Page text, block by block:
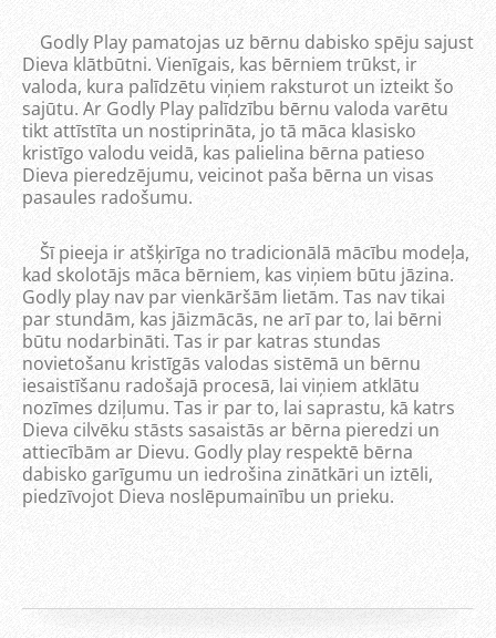
Godly Play pamatojas uz bērnu dabisko spēju sajust
Dieva klātbūtni. Vienīgais, kas bērniem trūkst, ir
valoda, kura palīdzētu viņiem raksturot un izteikt šo
sajūtu. Ar Godly Play palīdzību bērnu valoda varētu
tikt attīstīta un nostiprināta, jo tā māca klasisko
kristīgo valodu veidā, kas palielina bērna patieso
Dieva pieredzējumu, veicinot paša bērna un visas
pasaules radošumu.
Šī pieeja ir atšķirīga no tradicionālā mācību modeļa,
kad skolotājs māca bērniem, kas viņiem būtu jāzina.
Godly play nav par vienkāršām lietām. Tas nav tikai
par stundām, kas jāizmācās, ne arī par to, lai bērni
būtu nodarbināti. Tas ir par katras stundas
novietošanu kristīgās valodas sistēmā un bērnu
iesaistīšanu radošajā procesā, lai viņiem atklātu
nozīmes dziļumu. Tas ir par to, lai saprastu, kā katrs
Dieva cilvēku stāsts sasaistās ar bērna pieredzi un
attiecībām ar Dievu. Godly play respektē bērna
dabisko garīgumu un iedrošina zinātkāri un iztēli,
piedzīvojot Dieva noslēpumainību un prieku.